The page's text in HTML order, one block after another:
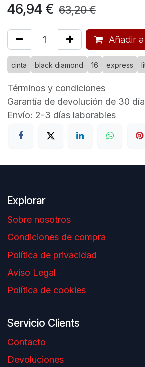
46,94€ 63,20€
Añadir
cinta black diamond 16 express
Términos y condiciones
Garantía de devolución de 30
Envío: 2-3 días laborables
Explorar
Sobre nosotros
Condiciones de compra
Política de privacidad
Aviso Legal
Política de cookies
Servicio Clients
Contacto
Devoluciones